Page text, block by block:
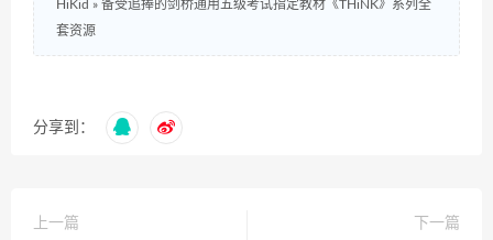
HiKid » 备受追捧的剑桥通用五级考试指定教材《THiNK》系列全
套资源
分享到：
上一篇
下一篇